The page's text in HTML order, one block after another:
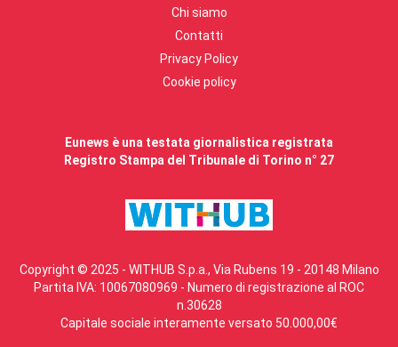
Chi siamo
Contatti
Privacy Policy
Cookie policy
Eunews è una testata giornalistica registrata
Registro Stampa del Tribunale di Torino n° 27
Copyright © 2025 - WITHUB S.p.a., Via Rubens 19 - 20148 Milano
Partita IVA: 10067080969 - Numero di registrazione al ROC
n.30628
Capitale sociale interamente versato 50.000,00€